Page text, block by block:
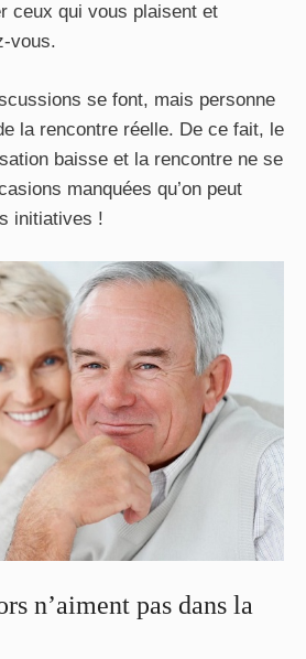
ceux qui vous plaisent et
vous.
se font, mais personne
la rencontre réelle. De ce fait, le
baisse et la rencontre ne se
manquées qu’on peut
initiatives !
n’aiment pas dans la